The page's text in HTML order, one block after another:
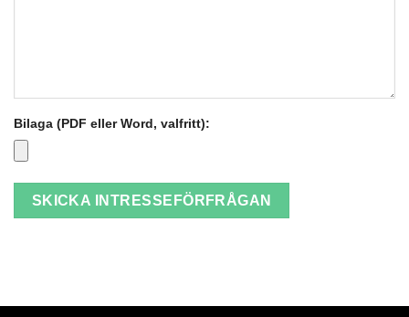
Bilaga (PDF eller Word, valfritt):
SKICKA INTRESSEFÖRFRÅGAN